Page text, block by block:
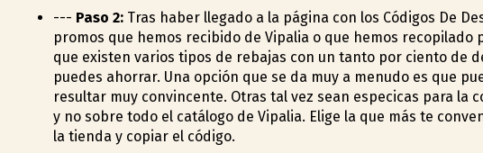
--- Paso 2:Tras haber llegado a la página con los Códigos De
promos que hemos recibido de Vipalia o que hemos
que existen varios tipos de rebajas con un tanto por ciento de
puedes ahorrar. Una opción que se da muy a menudo es que
resultar muy convincente. Otras tal vez sean especificas para
y no sobre todo el catálogo de Vipalia. Elige la que más te
la tienda y copiar el código.